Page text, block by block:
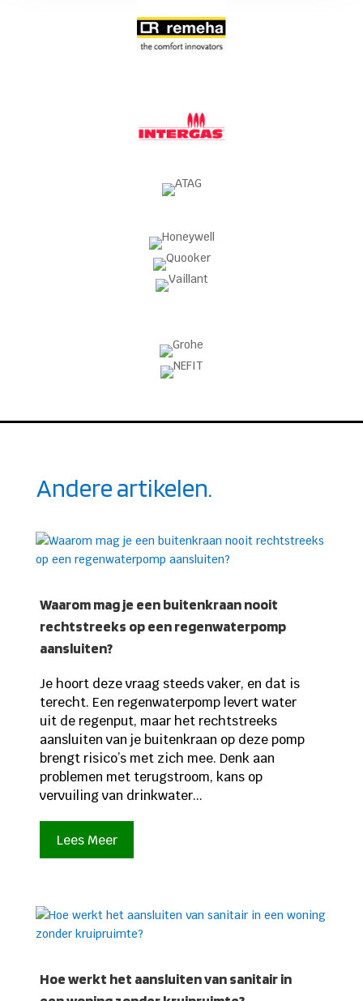
Andere artikelen.
Waarom mag je een buitenkraan nooit
rechtstreeks op een regenwaterpomp
aansluiten?
Je hoort deze vraag steeds vaker, en dat is
terecht. Een regenwaterpomp levert water
uit de regenput, maar het rechtstreeks
aansluiten van je buitenkraan op deze pomp
brengt risico’s met zich mee. Denk aan
problemen met terugstroom, kans op
vervuiling van drinkwater...
Lees Meer
Hoe werkt het aansluiten van sanitair in